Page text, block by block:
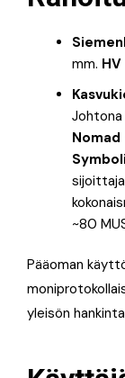
mm.
Johtona
Nomad
~80
Pääoman
yleisön